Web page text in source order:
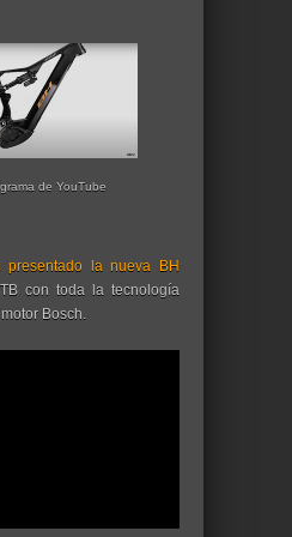
de YouTube
presentado la nueva BH
con toda la tecnología
Bosch.